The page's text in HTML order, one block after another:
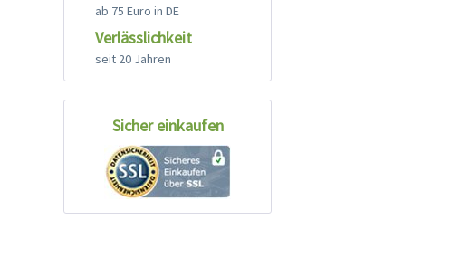
ab 75 Euro in DE
Verlässlichkeit
seit 20 Jahren
Sicher einkaufen